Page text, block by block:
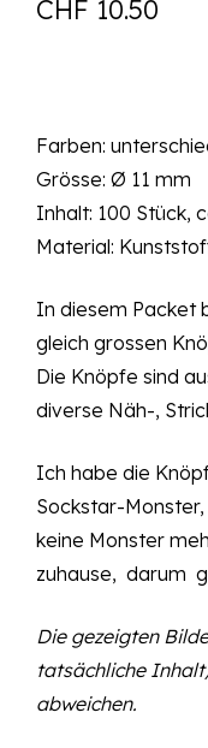
CHF 10.50
Farben:
Grösse: Ø 11 mm
Inhalt: 100 Stück,
Material:
In diesem Packet
gleich grossen
Die Knöpfe sind
diverse Näh-,
Ich habe die
Sockstar-Monster
keine Monster
zuhause, darum
Die gezeigten
tatsächliche
abweichen.